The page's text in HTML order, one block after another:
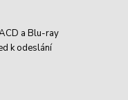
a Blu-ray
k odeslání